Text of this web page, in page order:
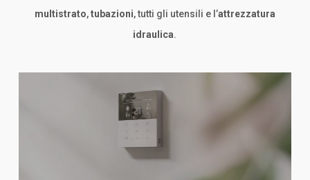
multistrato,tubazioni, tutti gli utensili e l’attrezzatura
idraulica.